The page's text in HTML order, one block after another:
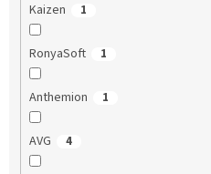
Kaizen 1
RonyaSoft 1
Anthemion 1
AVG 4